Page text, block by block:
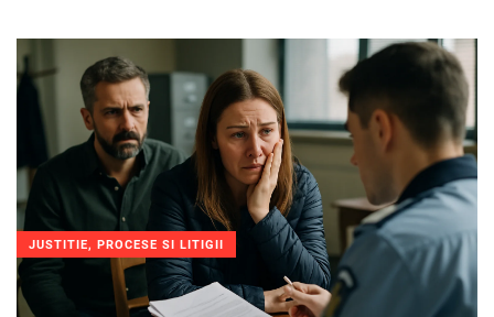
JUSTITIE, PROCESE SI LITIGII